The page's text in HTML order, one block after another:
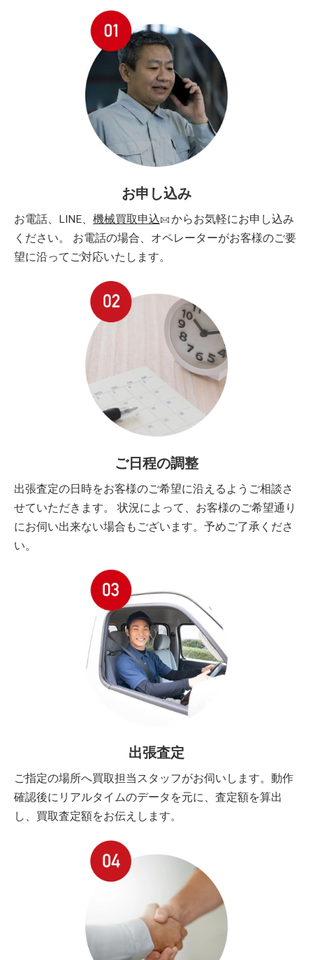
お申し込み
お電話、LINE、 機械買取申込
からお気軽にお申し込み
ください。 お電話の場合、オペレーターがお客様のご要
望に沿ってご対応いたします。
ご日程の調整
出張査定の日時をお客様のご希望に沿えるようご相談さ
せていただきます。 状況によって、お客様のご希望通り
にお伺い出来ない場合もございます。予めご了承くださ
い。
出張査定
ご指定の場所へ買取担当スタッフがお伺いします。動作
確認後にリアルタイムのデータを元に、査定額を算出
し、買取査定額をお伝えします。